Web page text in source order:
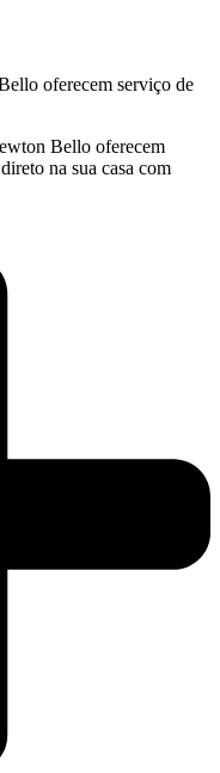
oferecem serviço de
Bello oferecem
na sua casa com